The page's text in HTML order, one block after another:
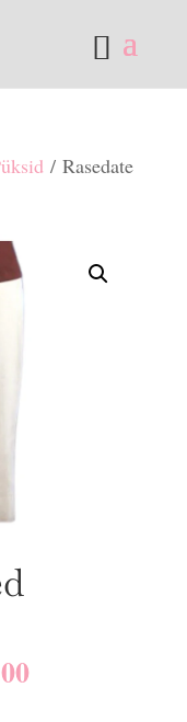
/ Rasedate
Praegune